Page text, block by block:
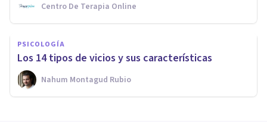
Centro De Terapia Online
PSICOLOGÍA
Los 14 tipos de vicios y sus características
Nahum Montagud Rubio